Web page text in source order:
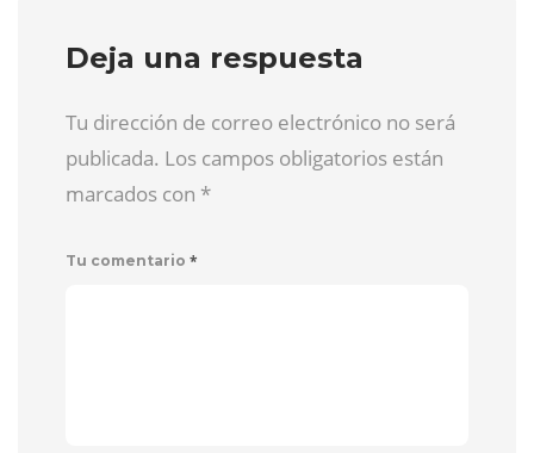
Deja una respuesta
Tu dirección de correo electrónico no será
publicada. Los campos obligatorios están
marcados con *
Tu comentario *